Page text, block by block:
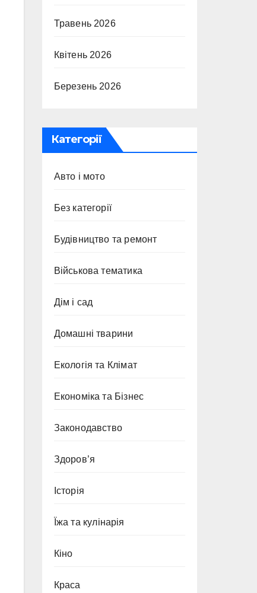
Травень 2026
Квітень 2026
Березень 2026
Категорії
Авто і мото
Без категорії
Будівництво та ремонт
Військова тематика
Дім і сад
Домашні тварини
Екологія та Клімат
Економіка та Бізнес
Законодавство
Здоров’я
Історія
Їжа та кулінарія
Кіно
Краса